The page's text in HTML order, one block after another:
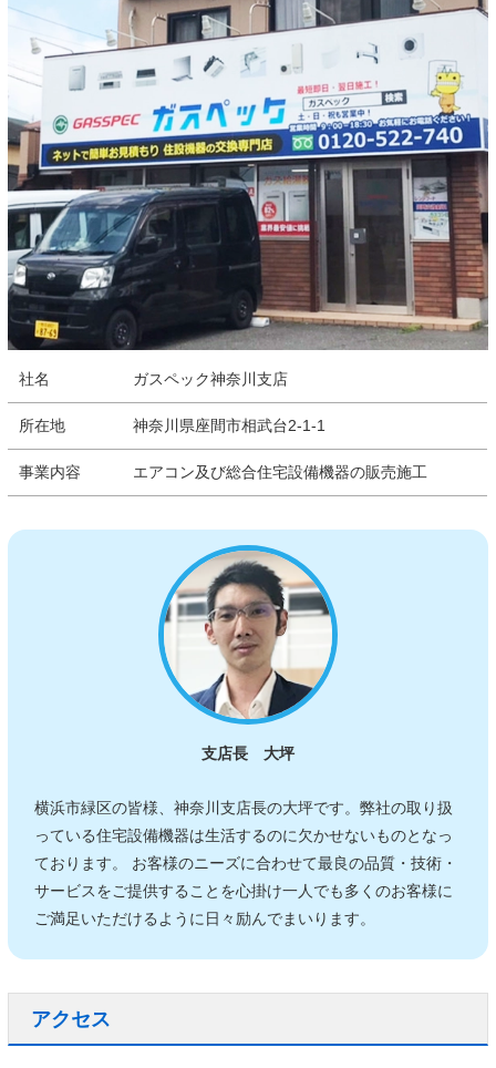
社名 ガスペック神奈川支店
所在地 神奈川県座間市相武台2-1-1
事業内容 エアコン及び総合住宅設備機器の販売施工
支店長 大坪
横浜市緑区の皆様、神奈川支店長の大坪です。弊社の取り扱
っている住宅設備機器は生活するのに欠かせないものとなっ
ております。 お客様のニーズに合わせて最良の品質・技術・
サービスをご提供することを心掛け一人でも多くのお客様に
ご満足いただけるように日々励んでまいります。
アクセス